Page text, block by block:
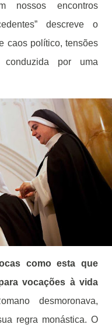
nossos encontros
descreve o
caos político, tensões
por uma
como esta que
vocações à vida
desmoronava,
regra monástica. O